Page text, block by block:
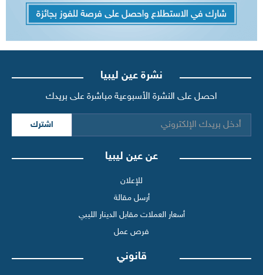
نشرة عين ليبيا
احصل على النشرة الأسبوعية مباشرة على بريدك
اشترك
عن عين ليبيا
للإعلان
أرسل مقالة
أسعار العملات مقابل الدينار الليبي
فرص عمل
قانوني